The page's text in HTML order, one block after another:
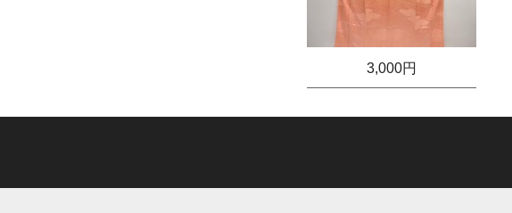
3,000円